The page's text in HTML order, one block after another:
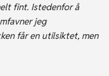
fint. Istedenfor å
jeg
får en utilsiktet, men